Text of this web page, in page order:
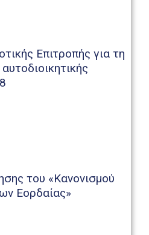
Επιτροπής για τη
του «Κανονισμού
Εορδαίας»